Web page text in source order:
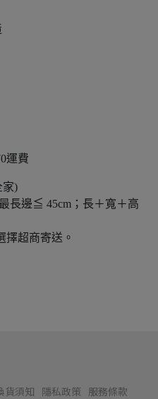
運費
家)
長邊≦ 45cm；長＋寬＋高
擇超商寄送。
貨須知 隱私政策 服務條款